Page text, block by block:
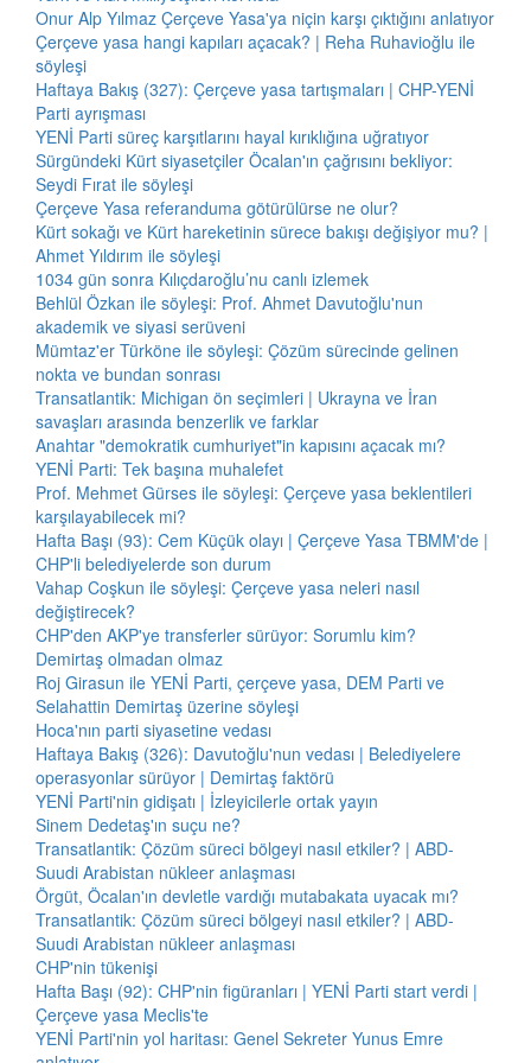
Onur Alp Yılmaz Çerçeve Yasa'ya niçin karşı çıktığını anlatıyor
Çerçeve yasa hangi kapıları açacak? | Reha Ruhavioğlu ile
söyleşi
Haftaya Bakış (327): Çerçeve yasa tartışmaları | CHP-YENİ
Parti ayrışması
YENİ Parti süreç karşıtlarını hayal kırıklığına uğratıyor
Sürgündeki Kürt siyasetçiler Öcalan'ın çağrısını bekliyor:
Seydi Fırat ile söyleşi
Çerçeve Yasa referanduma götürülürse ne olur?
Kürt sokağı ve Kürt hareketinin sürece bakışı değişiyor mu? |
Ahmet Yıldırım ile söyleşi
1034 gün sonra Kılıçdaroğlu’nu canlı izlemek
Behlül Özkan ile söyleşi: Prof. Ahmet Davutoğlu'nun
akademik ve siyasi serüveni
Mümtaz'er Türköne ile söyleşi: Çözüm sürecinde gelinen
nokta ve bundan sonrası
Transatlantik: Michigan ön seçimleri | Ukrayna ve İran
savaşları arasında benzerlik ve farklar
Anahtar "demokratik cumhuriyet"in kapısını açacak mı?
YENİ Parti: Tek başına muhalefet
Prof. Mehmet Gürses ile söyleşi: Çerçeve yasa beklentileri
karşılayabilecek mi?
Hafta Başı (93): Cem Küçük olayı | Çerçeve Yasa TBMM'de |
CHP'li belediyelerde son durum
Vahap Coşkun ile söyleşi: Çerçeve yasa neleri nasıl
değiştirecek?
CHP'den AKP'ye transferler sürüyor: Sorumlu kim?
Demirtaş olmadan olmaz
Roj Girasun ile YENİ Parti, çerçeve yasa, DEM Parti ve
Selahattin Demirtaş üzerine söyleşi
Hoca'nın parti siyasetine vedası
Haftaya Bakış (326): Davutoğlu'nun vedası | Belediyelere
operasyonlar sürüyor | Demirtaş faktörü
YENİ Parti'nin gidişatı | İzleyicilerle ortak yayın
Sinem Dedetaş'ın suçu ne?
Transatlantik: Çözüm süreci bölgeyi nasıl etkiler? | ABD-
Suudi Arabistan nükleer anlaşması
Örgüt, Öcalan'ın devletle vardığı mutabakata uyacak mı?
Transatlantik: Çözüm süreci bölgeyi nasıl etkiler? | ABD-
Suudi Arabistan nükleer anlaşması
CHP'nin tükenişi
Hafta Başı (92): CHP'nin figüranları | YENİ Parti start verdi |
Çerçeve yasa Meclis'te
YENİ Parti'nin yol haritası: Genel Sekreter Yunus Emre